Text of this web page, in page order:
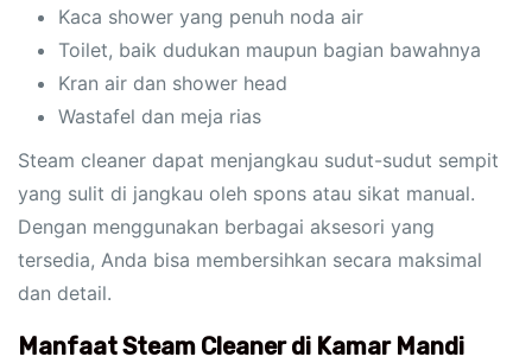
Kaca shower yang penuh noda air
Toilet, baik dudukan maupun bagian bawahnya
Kran air dan shower head
Wastafel dan meja rias
Steam cleaner dapat menjangkau sudut-sudut sempit
yang sulit di jangkau oleh spons atau sikat manual.
Dengan menggunakan berbagai aksesori yang
tersedia, Anda bisa membersihkan secara maksimal
dan detail.
Manfaat Steam Cleaner di Kamar Mandi